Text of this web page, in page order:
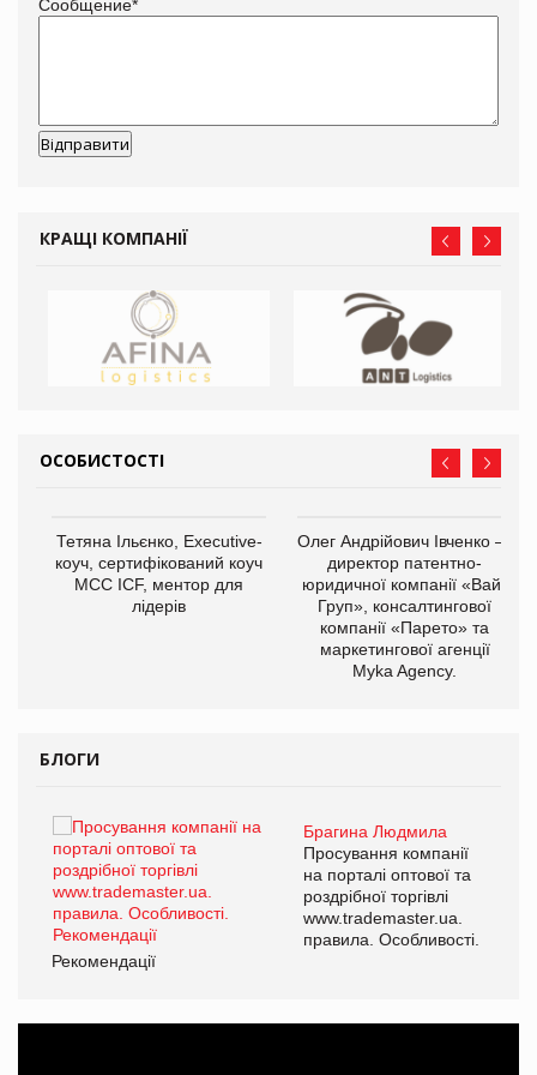
Сообщение*
КРАЩІ КОМПАНІЇ
ОСОБИСТОСТІ
Тетяна Ільєнко, Executive-
коуч, сертифікований коуч
МСС ICF, ментор для
лідерів
Олег Андрійович Івченко —
директор патентно-
юридичної компанії «Вайз
Груп», консалтингової
компанії «Парето» та
маркетингової агенції
Myka Agency.
БЛОГИ
Брагина Людмила
Просування компанії
на порталі оптової та
роздрібної торгівлі
www.trademaster.ua.
правила. Особливості.
Рекомендації